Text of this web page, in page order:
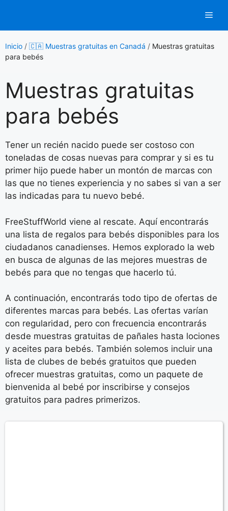
contenido
Inicio / 🇨🇦 Muestras gratuitas en Canadá / Muestras gratuitas
para bebés
Muestras gratuitas
para bebés
Tener un recién nacido puede ser costoso con
toneladas de cosas nuevas para comprar y si es tu
primer hijo puede haber un montón de marcas con
las que no tienes experiencia y no sabes si van a ser
las indicadas para tu nuevo bebé.
FreeStuffWorld viene al rescate. Aquí encontrarás
una lista de regalos para bebés disponibles para los
ciudadanos canadienses. Hemos explorado la web
en busca de algunas de las mejores muestras de
bebés para que no tengas que hacerlo tú.
A continuación, encontrarás todo tipo de ofertas de
diferentes marcas para bebés. Las ofertas varían
con regularidad, pero con frecuencia encontrarás
desde muestras gratuitas de pañales hasta lociones
y aceites para bebés. También solemos incluir una
lista de clubes de bebés gratuitos que pueden
ofrecer muestras gratuitas, como un paquete de
bienvenida al bebé por inscribirse y consejos
gratuitos para padres primerizos.